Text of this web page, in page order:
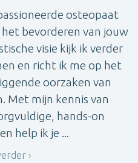
osteopaat
bevorderen van jouw
visie kijk ik verder
en richt ik me op het
oorzaken van
Met mijn kennis van
hands-on
help ik je ...